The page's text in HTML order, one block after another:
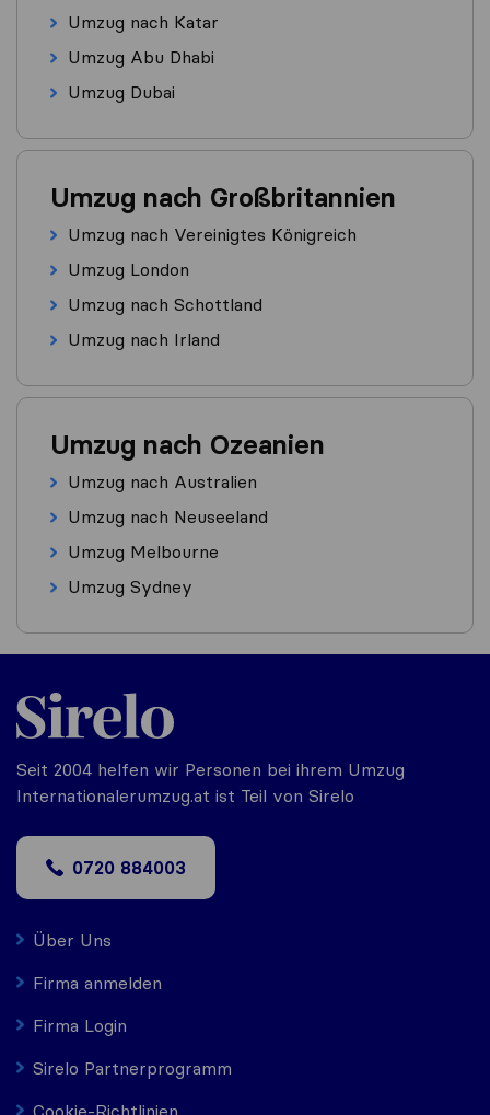
Umzug nach Katar
Umzug Abu Dhabi
Umzug Dubai
Umzug nach Großbritannien
Umzug nach Vereinigtes Königreich
Umzug London
Umzug nach Schottland
Umzug nach Irland
Umzug nach Ozeanien
Umzug nach Australien
Umzug nach Neuseeland
Umzug Melbourne
Umzug Sydney
Seit 2004 helfen wir Personen bei ihrem Umzug
Internationalerumzug.at ist Teil von Sirelo
0720 884003
Über Uns
Firma anmelden
Firma Login
Sirelo Partnerprogramm